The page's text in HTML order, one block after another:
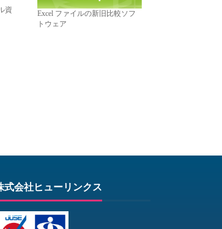
資
Excel ファイルの新旧比較ソフ
トウェア
式会社ヒューリンクス